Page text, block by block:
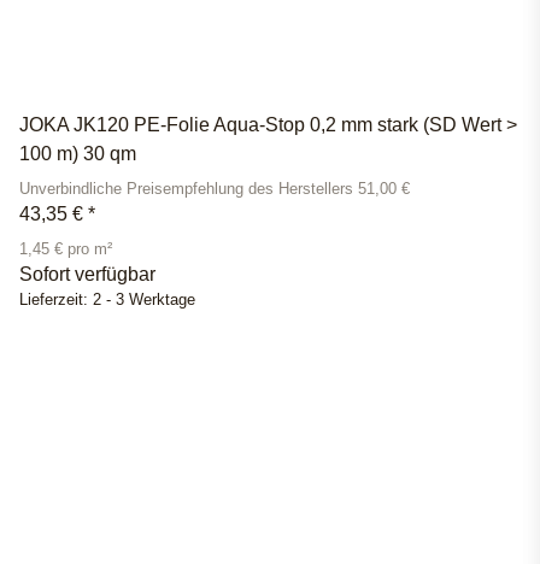
JOKA JK120 PE-Folie Aqua-Stop 0,2 mm stark (SD Wert >
100 m) 30 qm
Unverbindliche Preisempfehlung des Herstellers 51,00 €
43,35 € *
1,45 € pro m²
Sofort verfügbar
Lieferzeit: 2 - 3 Werktage